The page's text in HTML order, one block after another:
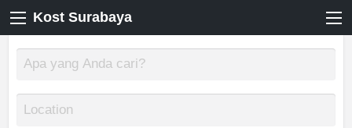
Kost Surabaya